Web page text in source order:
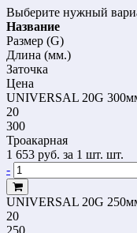
Выберите нужный
Название
Размер (G)
Длина (мм.)
Заточка
Цена
UNIVERSAL 20G
20
300
Троакарная
1 653 руб. за 1 шт. шт.
-
UNIVERSAL 20G
20
250